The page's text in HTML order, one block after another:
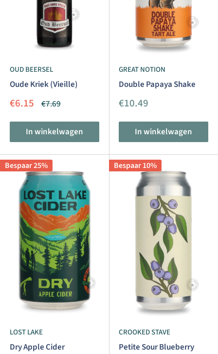
OUD BEERSEL
Oude Kriek (Vieille)
Aanbiedingsprijs
€6.15 Normale
€7.69
In winkelwagen
GREAT NOTION
Double Papaya Shake
Aanbiedingsprijs
€10.49
In winkelwagen
Bespaar 25%
LOST LAKE
Dry Apple Cider
Bespaar 10%
CROOKED STAVE
Petite Sour Blueberry